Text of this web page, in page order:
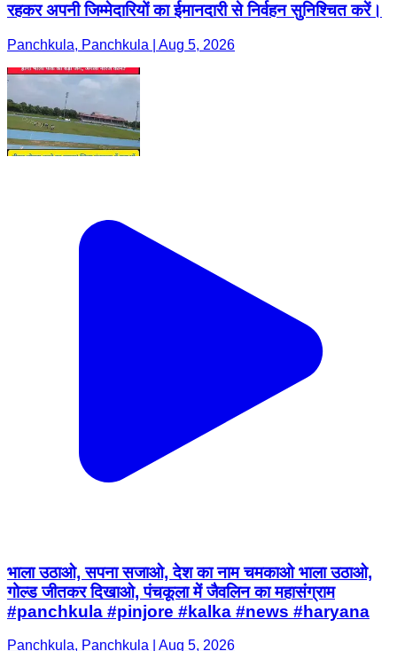
भाला उठाओ, सपना सजाओ, देश का नाम चमकाओ भाला उठाओ,
गोल्ड जीतकर दिखाओ, पंचकूला में जैवलिन का महासंग्राम